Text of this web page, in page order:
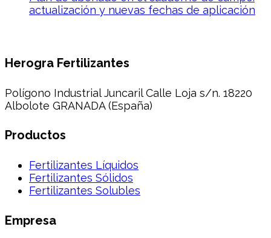
actualización y nuevas fechas de aplicación
Herogra Fertilizantes
Polígono Industrial Juncaril Calle Loja s/n. 18220
Albolote GRANADA (España)
Productos
Fertilizantes Líquidos
Fertilizantes Sólidos
Fertilizantes Solubles
Empresa